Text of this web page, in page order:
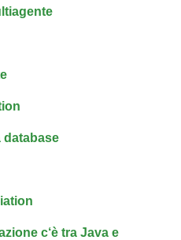
database
c‘è tra Java e